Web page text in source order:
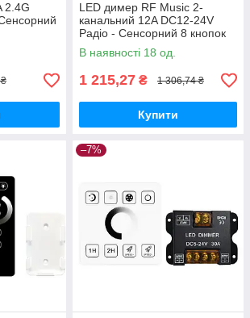
2.4G
LED димер RF Music 2-
канальний 12A DC12-24V
Радіо - Сенсорний 8 кнопок
В наявності 18 од.
1 215,27 ₴ 1 306,74 ₴
Купити
–7%